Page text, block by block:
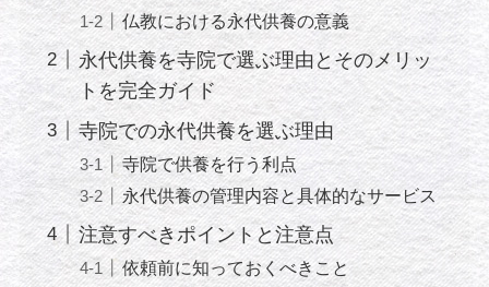
仏教における永代供養の意義
永代供養を寺院で選ぶ理由とそのメリッ
トを完全ガイド
寺院での永代供養を選ぶ理由
寺院で供養を行う利点
永代供養の管理内容と具体的なサービス
注意すべきポイントと注意点
依頼前に知っておくべきこと